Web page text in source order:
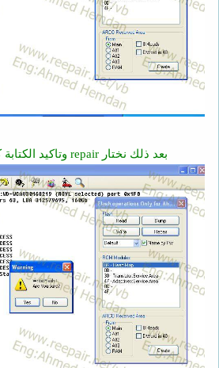
بعد ذلك نختار repair وتاكيد الكتابة كما بالصور التالية